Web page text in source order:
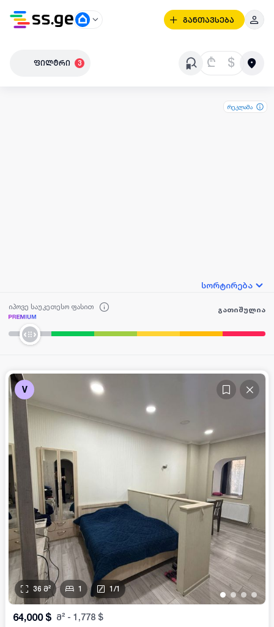
განთავსება
ფილტრი 3 ₾ $
რეკლამა
სორტირება
იპოვე საუკეთესო ფასით გათიშულია
V
••••
36 მ² 1 1/1
64,000 $ მ² - 1,778 $